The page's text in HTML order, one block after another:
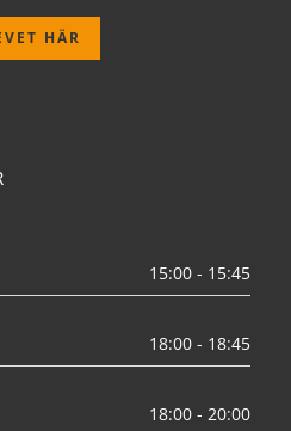
HÄR
15:00 - 15:45
18:00 - 18:45
18:00 - 20:00